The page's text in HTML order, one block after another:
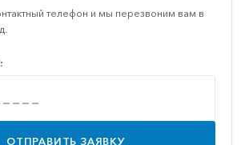
телефон и мы перезвоним вам в
ОТПРАВИТЬ ЗАЯВКУ